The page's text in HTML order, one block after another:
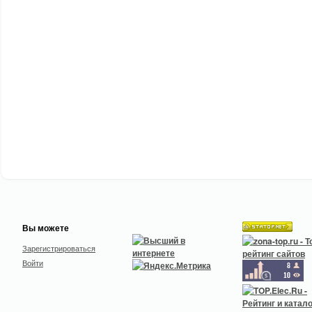
Вы можете
Зарегистрироваться
Войти